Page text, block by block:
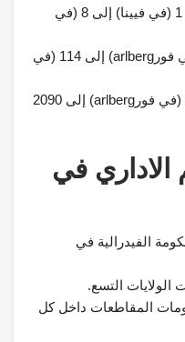
: تتراوح عددها من 1 (في فيينا) إلى 8 (في
: تتراوح عددها من 1 (في فورarlberg) إلى 114 (في
: تتراوح عددها من 94 (في فورarlberg) إلى 2090
في
الفيدرالية في
الولايات التسع.
المقاطعات داخل كل